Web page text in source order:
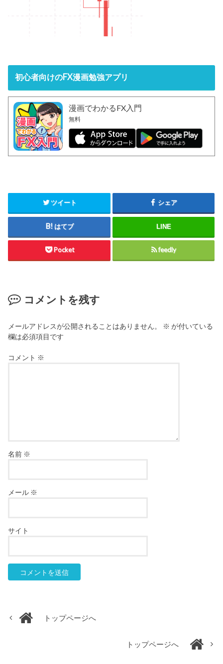
初心者向けのFX漫画勉強アプリ
漫画でわかるFX入門
無料
ツイート シェア
はてブ LINE
Pocket feedly
コメントを残す
メールアドレスが公開されることはありません。 ※ が付いている
欄は必須項目です
コメント ※
名前 ※
メール ※
サイト
トップページへ
トップページへ